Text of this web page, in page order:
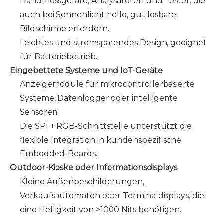
auch bei Sonnenlicht helle, gut lesbare
Bildschirme erfordern.
Leichtes und stromsparendes Design, geeignet
für Batteriebetrieb.
Eingebettete Systeme und IoT-Geräte
Anzeigemodule für mikrocontrollerbasierte
Systeme, Datenlogger oder intelligente
Sensoren.
Die SPI + RGB-Schnittstelle unterstützt die
flexible Integration in kundenspezifische
Embedded-Boards.
Outdoor-Kioske oder Informationsdisplays
Kleine Außenbeschilderungen,
Verkaufsautomaten oder Terminaldisplays, die
eine Helligkeit von >1000 Nits benötigen.